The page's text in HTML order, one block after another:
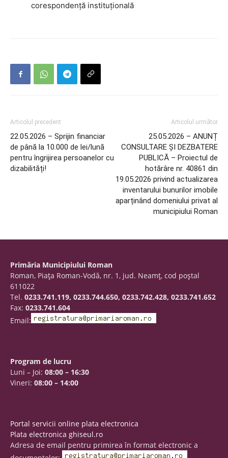
corespondență instituțională
Articolul precedent
22.05.2026 – Sprijin financiar
de până la 10.000 de lei/lună
pentru îngrijirea persoanelor cu
dizabilități!
Articolul următor
25.05.2026 – ANUNȚ
CONSULTARE ȘI DEZBATERE
PUBLICĂ – Proiectul de
hotărâre nr. 40861 din
19.05.2026 privind actualizarea
inventarului bunurilor imobile
aparținând domeniului privat al
municipiului Roman
Primăria Municipiului Roman
Roman, Piaţa Roman-Vodă, nr. 1, jud. Neamţ, cod poştal
611022
Tel. 0233.741.119, 0233.744.650, 0233.742.428, 0233.741.652
Fax: 0233.741.604
Email:
Program de lucru
Luni – Joi: 08:00 – 16:30
Vineri: 08:00 – 14:00
Portal servicii online plata electronica
Plata electronica ghiseul.ro
Adresa de email pentru primirea în format electronic a